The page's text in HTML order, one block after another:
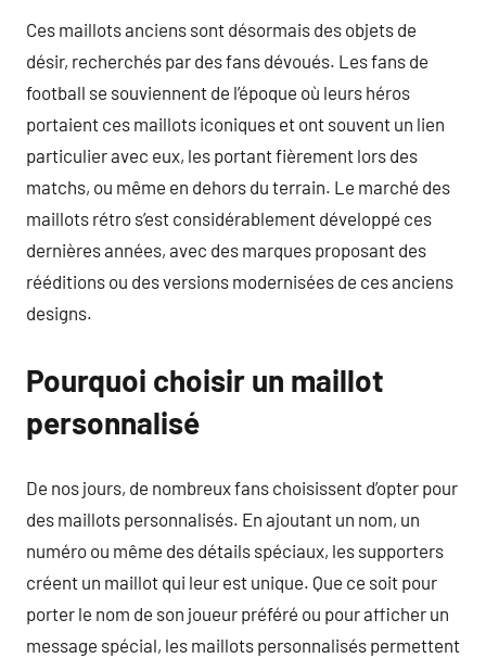
Ces maillots anciens sont désormais des objets de
désir, recherchés par des fans dévoués. Les fans de
football se souviennent de l’époque où leurs héros
portaient ces maillots iconiques et ont souvent un lien
particulier avec eux, les portant fièrement lors des
matchs, ou même en dehors du terrain. Le marché des
maillots rétro s’est considérablement développé ces
dernières années, avec des marques proposant des
rééditions ou des versions modernisées de ces anciens
designs.
Pourquoi choisir un maillot
personnalisé
De nos jours, de nombreux fans choisissent d’opter pour
des maillots personnalisés. En ajoutant un nom, un
numéro ou même des détails spéciaux, les supporters
créent un maillot qui leur est unique. Que ce soit pour
porter le nom de son joueur préféré ou pour afficher un
message spécial, les maillots personnalisés permettent